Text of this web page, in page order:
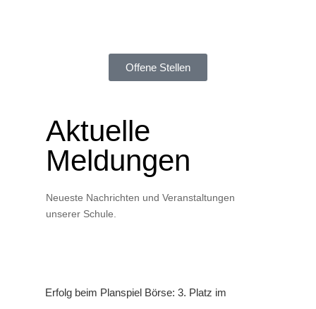
Offene Stellen
Aktuelle
Meldungen
Neueste Nachrichten und Veranstaltungen
unserer Schule.
Erfolg beim Planspiel Börse: 3. Platz im